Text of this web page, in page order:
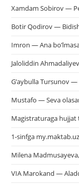
Xamdam Sobirov —
Botir Qodirov —
Imron — Ana
Jaloliddin
G’aybulla Tursunov
Mustafo — Seva
Magistraturaga hujjat
1-sinfga
Milena
VIA Marokand —